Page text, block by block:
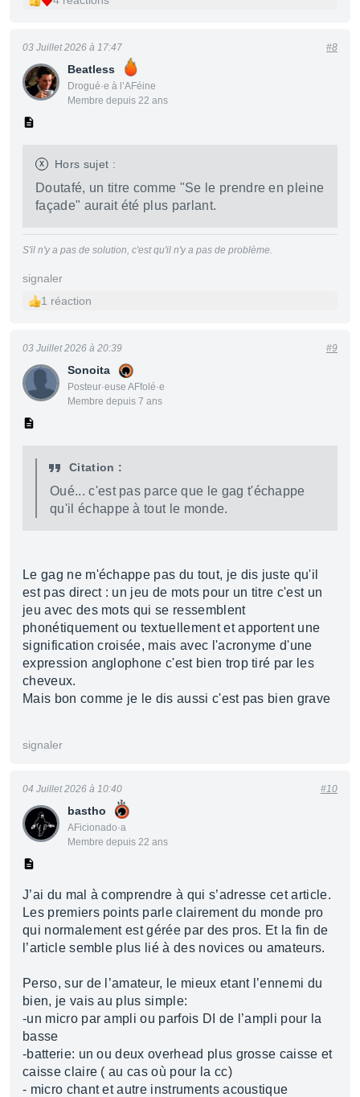
Beatless
Drogué·e à l’AFéine
Membre depuis 22 ans
03 Juillet 2026 à 17:47 #8
x Hors sujet :
Doutafé, un titre comme "Se le prendre en pleine
façade" aurait été plus parlant.
S'il n'y a pas de solution, c'est qu'il n'y a pas de problème.
signaler
1 réaction
Sonoita
Posteur·euse AFfolé·e
Membre depuis 7 ans
03 Juillet 2026 à 20:39 #9
Citation :
Oué... c'est pas parce que le gag t'échappe
qu'il échappe à tout le monde.
Le gag ne m'échappe pas du tout, je dis juste qu'il
est pas direct : un jeu de mots pour un titre c'est un
jeu avec des mots qui se ressemblent
phonétiquement ou textuellement et apportent une
signification croisée, mais avec l'acronyme d'une
expression anglophone c'est bien trop tiré par les
cheveux.
Mais bon comme je le dis aussi c'est pas bien grave
signaler
bastho
AFicionado·a
Membre depuis 22 ans
04 Juillet 2026 à 10:40 #10
J’ai du mal à comprendre à qui s’adresse cet article.
Les premiers points parle clairement du monde pro
qui normalement est gérée par des pros. Et la fin de
l’article semble plus lié à des novices ou amateurs.
Perso, sur de l’amateur, le mieux etant l’ennemi du
bien, je vais au plus simple:
-un micro par ampli ou parfois DI de l’ampli pour la
basse
-batterie: un ou deux overhead plus grosse caisse et
caisse claire ( au cas où pour la cc)
- micro chant et autre instruments acoustique